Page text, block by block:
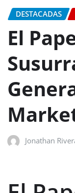
DESTACADAS
El
Jonathan